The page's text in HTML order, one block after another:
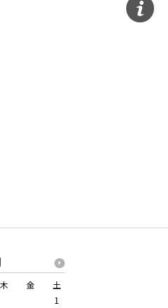
木 金
土
1